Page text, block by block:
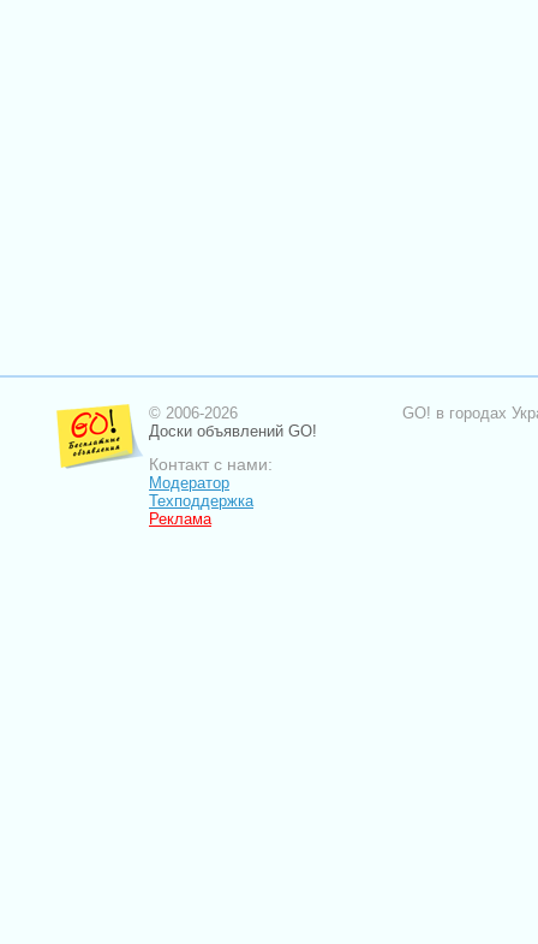
© 2006-2026
Доски объявлений GO!
Контакт с нами:
Модератор
Техподдержка
Реклама
GO! в городах